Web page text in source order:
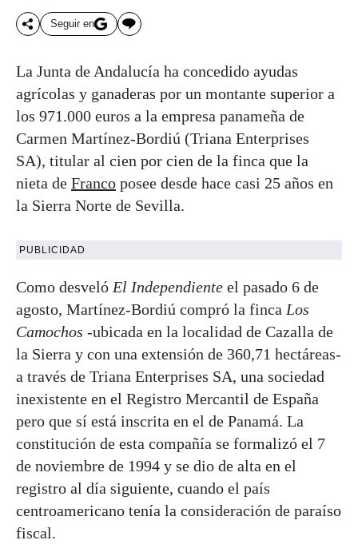
Seguir en
La Junta de Andalucía ha concedido ayudas
agrícolas y ganaderas por un montante superior a
los 971.000 euros a la empresa panameña de
Carmen Martínez-Bordiú (Triana Enterprises
SA), titular al cien por cien de la finca que la
nieta de Franco posee desde hace casi 25 años en
la Sierra Norte de Sevilla.
PUBLICIDAD
Como desveló El Independiente el pasado 6 de
agosto, Martínez-Bordiú compró la finca Los
Camochos -ubicada en la localidad de Cazalla de
la Sierra y con una extensión de 360,71 hectáreas-
a través de Triana Enterprises SA, una sociedad
inexistente en el Registro Mercantil de España
pero que sí está inscrita en el de Panamá. La
constitución de esta compañía se formalizó el 7
de noviembre de 1994 y se dio de alta en el
registro al día siguiente, cuando el país
centroamericano tenía la consideración de paraíso
fiscal.